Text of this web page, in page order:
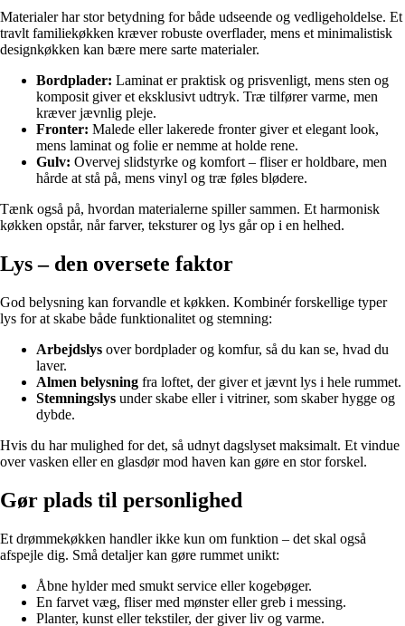
Materialer har stor betydning for både udseende og vedligeholdelse. Et
travlt familiekøkken kræver robuste overflader, mens et minimalistisk
designkøkken kan bære mere sarte materialer.
Bordplader: Laminat er praktisk og prisvenligt, mens sten og
komposit giver et eksklusivt udtryk. Træ tilfører varme, men
kræver jævnlig pleje.
Fronter: Malede eller lakerede fronter giver et elegant look,
mens laminat og folie er nemme at holde rene.
Gulv: Overvej slidstyrke og komfort – fliser er holdbare, men
hårde at stå på, mens vinyl og træ føles blødere.
Tænk også på, hvordan materialerne spiller sammen. Et harmonisk
køkken opstår, når farver, teksturer og lys går op i en helhed.
Lys – den oversete faktor
God belysning kan forvandle et køkken. Kombinér forskellige typer
lys for at skabe både funktionalitet og stemning:
Arbejdslys over bordplader og komfur, så du kan se, hvad du
laver.
Almen belysning fra loftet, der giver et jævnt lys i hele rummet.
Stemningslys under skabe eller i vitriner, som skaber hygge og
dybde.
Hvis du har mulighed for det, så udnyt dagslyset maksimalt. Et vindue
over vasken eller en glasdør mod haven kan gøre en stor forskel.
Gør plads til personlighed
Et drømmekøkken handler ikke kun om funktion – det skal også
afspejle dig. Små detaljer kan gøre rummet unikt:
Åbne hylder med smukt service eller kogebøger.
En farvet væg, fliser med mønster eller greb i messing.
Planter, kunst eller tekstiler, der giver liv og varme.